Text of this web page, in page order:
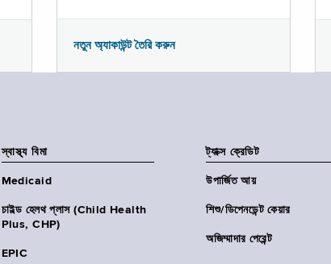
নতুন অ্যাকাউন্ট তৈরি করুন
স্বাস্থ্য বিমা
Medicaid
চাইল্ড হেলথ প্লাস (Child Health
Plus, CHP)
EPIC
ট্যাক্স ক্রেডিট
উপার্জিত আয়
শিশু/ডিপেনডেন্ট কেয়ার
অজিম্মাদার পেরেন্ট